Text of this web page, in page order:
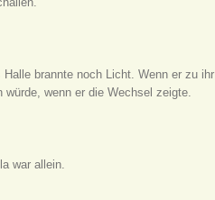
Halle brannte noch Licht. Wenn er zu
würde, wenn er die Wechsel zeigte.
war allein.